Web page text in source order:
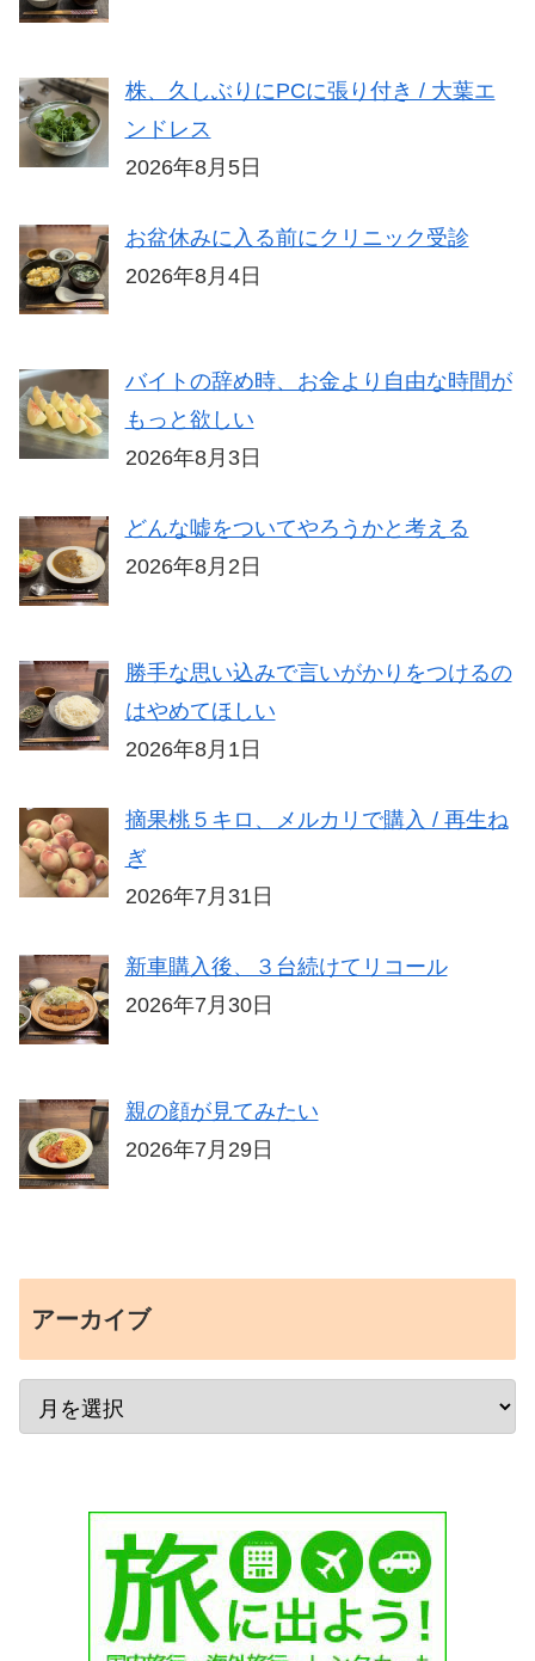
株、久しぶりにPCに張り付き / 大葉エ
ンドレス
2026年8月5日
お盆休みに入る前にクリニック受診
2026年8月4日
バイトの辞め時、お金より自由な時間が
もっと欲しい
2026年8月3日
どんな嘘をついてやろうかと考える
2026年8月2日
勝手な思い込みで言いがかりをつけるの
はやめてほしい
2026年8月1日
摘果桃５キロ、メルカリで購入 / 再生ね
ぎ
2026年7月31日
新車購入後、３台続けてリコール
2026年7月30日
親の顔が見てみたい
2026年7月29日
アーカイブ